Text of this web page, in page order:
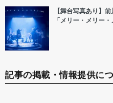
【舞台写真あり】
「メリー・メリー
記事の掲載・情報提供に